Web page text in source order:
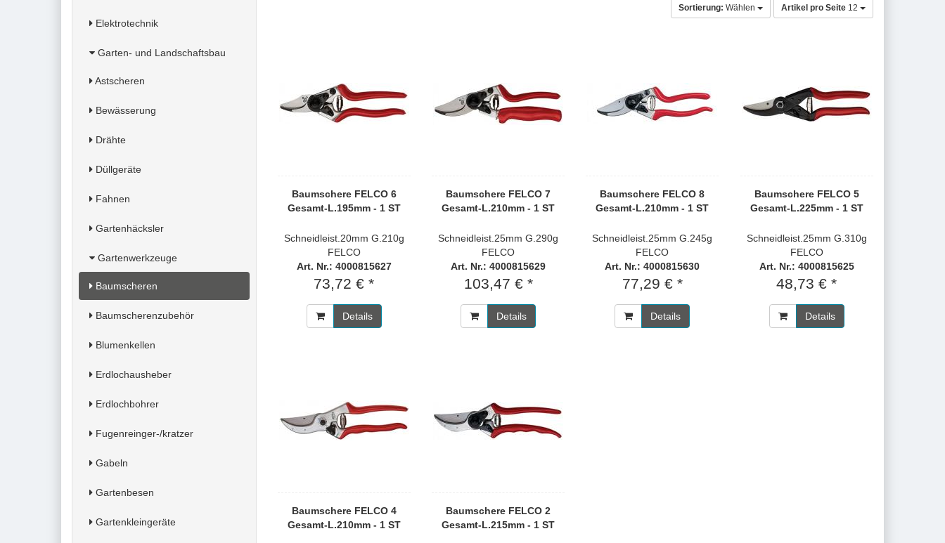
Elektrotechnik
Garten- und Landschaftsbau
Astscheren
Bewässerung
Drähte
Düllgeräte
Fahnen
Gartenhäcksler
Gartenwerkzeuge
Baumscheren
Baumscherenzubehör
Blumenkellen
Erdlochausheber
Erdlochbohrer
Fugenreinger-/kratzer
Gabeln
Gartenbesen
Gartenkleingeräte
Sortierung: Wählen Artikel pro Seite 12
Baumschere FELCO 6
Gesamt-L.195mm - 1 ST
Schneidleist.20mm G.210g
FELCO
Art. Nr.: 4000815627
73,72 € *
Details
Baumschere FELCO 7
Gesamt-L.210mm - 1 ST
Schneidleist.25mm G.290g
FELCO
Art. Nr.: 4000815629
103,47 € *
Details
Baumschere FELCO 8
Gesamt-L.210mm - 1 ST
Schneidleist.25mm G.245g
FELCO
Art. Nr.: 4000815630
77,29 € *
Details
Baumschere FELCO 5
Gesamt-L.225mm - 1 ST
Schneidleist.25mm G.310g
FELCO
Art. Nr.: 4000815625
48,73 € *
Details
Baumschere FELCO 4
Gesamt-L.210mm - 1 ST
Baumschere FELCO 2
Gesamt-L.215mm - 1 ST